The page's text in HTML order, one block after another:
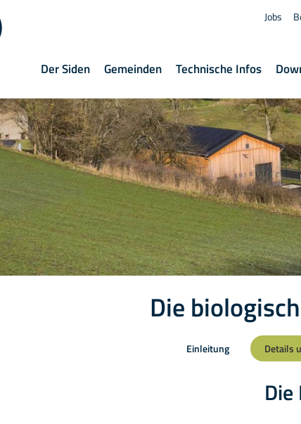
Der Siden Gemeinden Technische Infos
Jobs
Die
Einleitung Details